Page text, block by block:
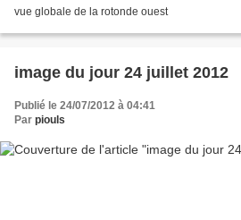
vue globale de la rotonde ouest
image du jour 24 juillet 2012
Publié le 24/07/2012 à 04:41
Par piouls